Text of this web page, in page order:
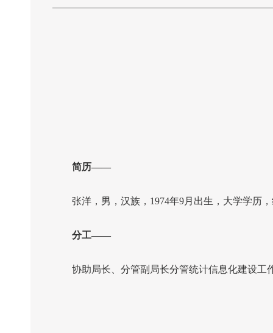
简历——
张洋，男，汉族， 1974年9月出生，大学学历
分工——
协助局长、分管副局长分管统计信息化建设工